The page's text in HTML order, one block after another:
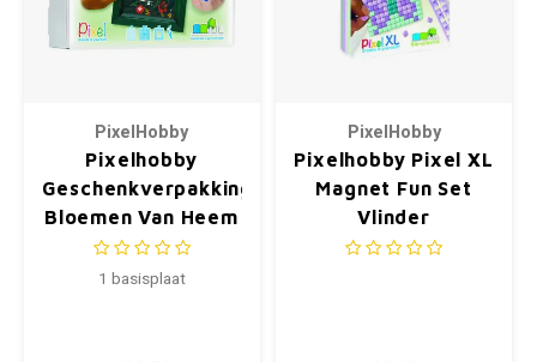
PixelHobby
Pixelhobby
Geschenkverpakking
Bloemen Van Heem
1 basisplaat
PixelHobby
Pixelhobby Pixel XL
Magnet Fun Set
Vlinder